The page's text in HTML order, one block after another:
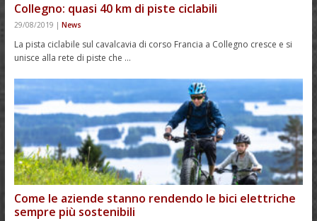
Collegno: quasi 40 km di piste ciclabili
29/08/2019 | News
La pista ciclabile sul cavalcavia di corso Francia a Collegno cresce e si
unisce alla rete di piste che …
Come le aziende stanno rendendo le bici elettriche
sempre più sostenibili